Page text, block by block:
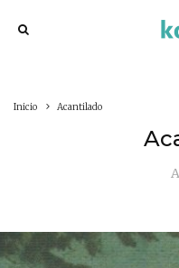
Inicio Acantilado